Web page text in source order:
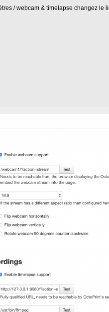
/ webcam & timelapse changez le